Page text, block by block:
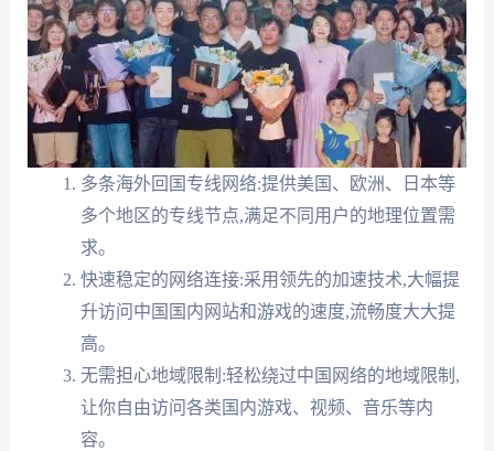
多条海外回国专线网络:提供美国、欧洲、日本等
多个地区的专线节点,满足不同用户的地理位置需
求。
快速稳定的网络连接:采用领先的加速技术,大幅提
升访问中国国内网站和游戏的速度,流畅度大大提
高。
无需担心地域限制:轻松绕过中国网络的地域限制,
让你自由访问各类国内游戏、视频、音乐等内
容。